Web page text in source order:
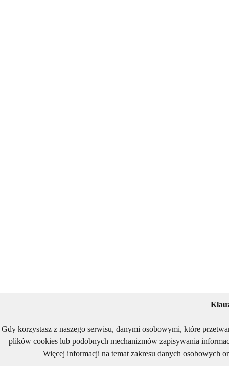
Gdy korzystasz z naszego serwisu, danymi osobowymi, które
plików cookies lub podobnych mechanizmów zapisywania
Więcej informacji na temat zakresu danych osobowych